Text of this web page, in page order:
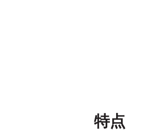
特点